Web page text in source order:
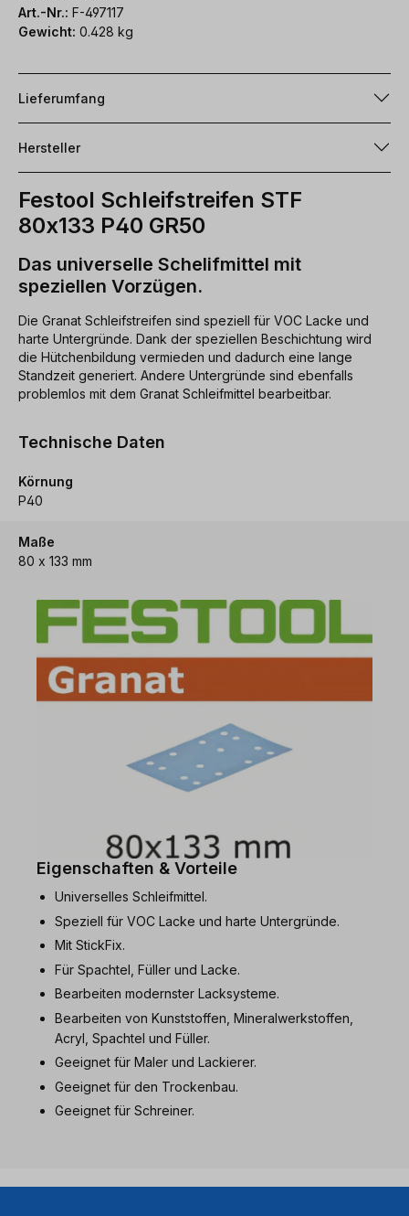
Art.-Nr.: F-497117
Gewicht: 0.428 kg
Lieferumfang
Hersteller
Festool Schleifstreifen STF
80x133 P40 GR50
Das universelle Schelifmittel mit
speziellen Vorzügen.
Die Granat Schleifstreifen sind speziell für VOC Lacke und
harte Untergründe. Dank der speziellen Beschichtung wird
die Hütchenbildung vermieden und dadurch eine lange
Standzeit generiert. Andere Untergründe sind ebenfalls
problemlos mit dem Granat Schleifmittel bearbeitbar.
Technische Daten
Körnung
P40
Maße
80 x 133 mm
Eigenschaften & Vorteile
Universelles Schleifmittel.
Speziell für VOC Lacke und harte Untergründe.
Mit StickFix.
Für Spachtel, Füller und Lacke.
Bearbeiten modernster Lacksysteme.
Bearbeiten von Kunststoffen, Mineralwerkstoffen,
Acryl, Spachtel und Füller.
Geeignet für Maler und Lackierer.
Geeignet für den Trockenbau.
Geeignet für Schreiner.